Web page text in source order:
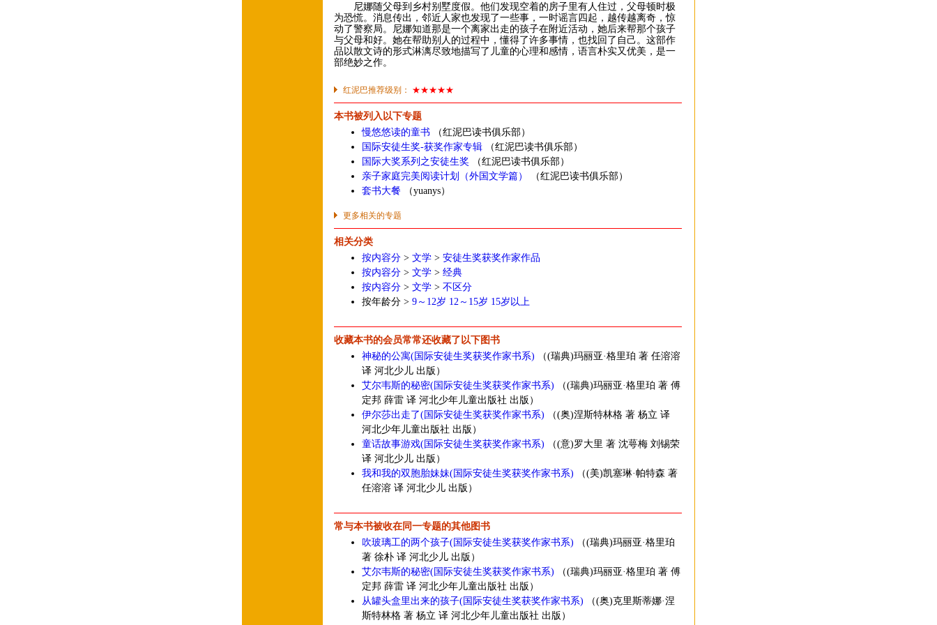
尼娜随父母到乡村别墅度假。他们发现空着的房子里有人住过，父母顿时极
为恐慌。消息传出，邻近人家也发现了一些事，一时谣言四起，越传越离奇，惊
动了警察局。尼娜知道那是一个离家出走的孩子在附近活动，她后来帮那个孩子
与父母和好。她在帮助别人的过程中，懂得了许多事情，也找回了自己。这部作
品以散文诗的形式淋漓尽致地描写了儿童的心理和感情，语言朴实又优美，是一
部绝妙之作。
红泥巴推荐级别： ★★★★★
本书被列入以下专题
慢悠悠读的童书 （红泥巴读书俱乐部）
国际安徒生奖-获奖作家专辑 （红泥巴读书俱乐部）
国际大奖系列之安徒生奖 （红泥巴读书俱乐部）
亲子家庭完美阅读计划（外国文学篇）
（红泥巴读书俱乐部）
套书大餐 （yuanys）
更多相关的专题
相关分类
按内容分 > 文学 > 安徒生奖获奖作家作品
按内容分 > 文学 > 经典
按内容分 > 文学 > 不区分
按年龄分 > 9～12岁 12～15岁 15岁以上
收藏本书的会员常常还收藏了以下图书
神秘的公寓(国际安徒生奖获奖作家书系) （(瑞典)玛丽亚·格里珀 著 任溶溶
译 河北少儿 出版）
艾尔韦斯的秘密(国际安徒生奖获奖作家书系) （(瑞典)玛丽亚·格里珀 著 傅
定邦 薛雷 译 河北少年儿童出版社 出版）
伊尔莎出走了(国际安徒生奖获奖作家书系) （(奥)涅斯特林格 著 杨立 译
河北少年儿童出版社 出版）
童话故事游戏(国际安徒生奖获奖作家书系) （(意)罗大里 著 沈萼梅 刘锡荣
译 河北少儿 出版）
我和我的双胞胎妹妹(国际安徒生奖获奖作家书系) （(美)凯塞琳·帕特森 著
任溶溶 译 河北少儿 出版）
常与本书被收在同一专题的其他图书
吹玻璃工的两个孩子(国际安徒生奖获奖作家书系) （(瑞典)玛丽亚·格里珀
著 徐朴 译 河北少儿 出版）
艾尔韦斯的秘密(国际安徒生奖获奖作家书系) （(瑞典)玛丽亚·格里珀 著 傅
定邦 薛雷 译 河北少年儿童出版社 出版）
从罐头盒里出来的孩子(国际安徒生奖获奖作家书系) （(奥)克里斯蒂娜·涅
斯特林格 著 杨立 译 河北少年儿童出版社 出版）